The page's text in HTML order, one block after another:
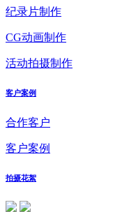
纪录片制作
CG动画制作
活动拍摄制作
客户案例
合作客户
客户案例
拍摄花絮